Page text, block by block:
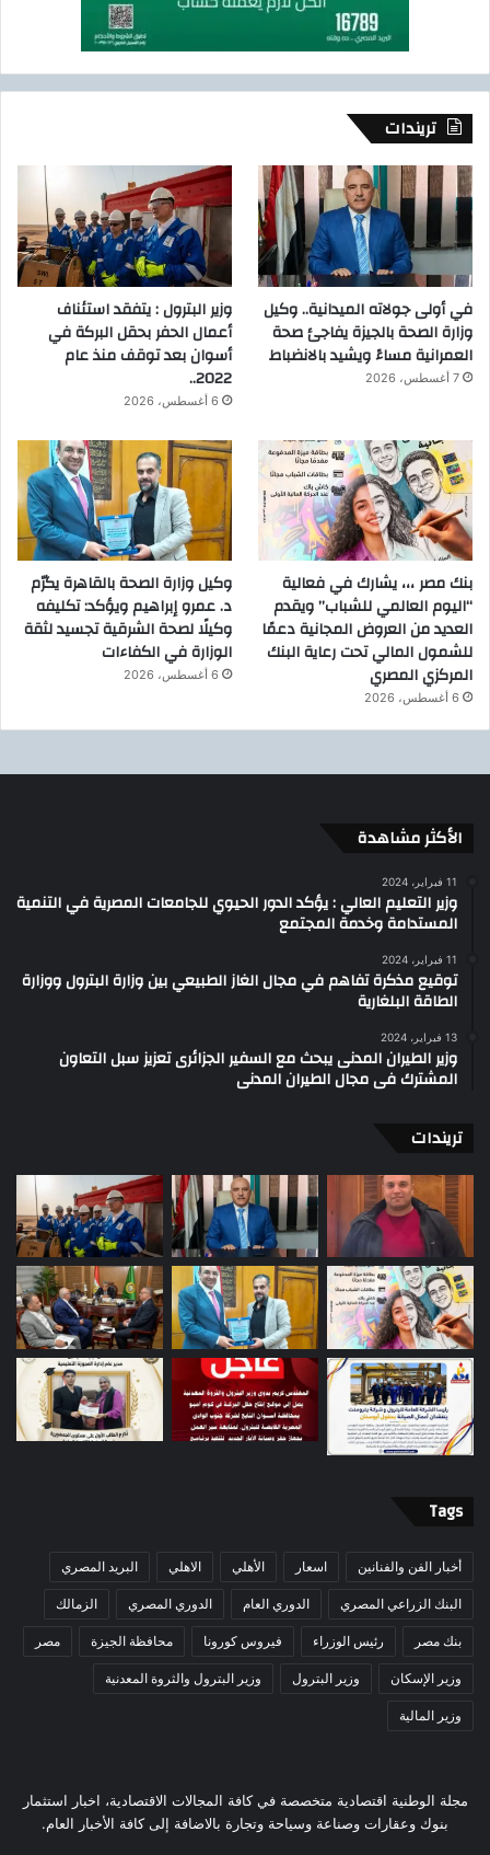
تريندات
في أولى جولاته الميدانية.. وكيل
وزارة الصحة بالجيزة يفاجئ صحة
العمرانية مساءً ويشيد بالانضباط
7 أغسطس، 2026
وزير البترول : يتفقد استئناف
أعمال الحفر بحقل البركة في
أسوان بعد توقف منذ عام
2022..
6 أغسطس، 2026
بنك مصر ،،، يشارك في فعالية
“اليوم العالمي للشباب” ويقدم
العديد من العروض المجانية دعمًا
للشمول المالي تحت رعاية البنك
المركزي المصري
6 أغسطس، 2026
وكيل وزارة الصحة بالقاهرة يكرّم
د. عمرو إبراهيم ويؤكد: تكليفه
وكيلًا لصحة الشرقية تجسيد لثقة
الوزارة في الكفاءات
6 أغسطس، 2026
الأكثر مشاهدة
11 فبراير، 2024
وزير التعليم العالي : يؤكد الدور الحيوي للجامعات المصرية في التنمية
المستدامة وخدمة المجتمع
11 فبراير، 2024
توقيع مذكرة تفاهم في مجال الغاز الطبيعي بين وزارة البترول ووزارة
الطاقة البلغارية
13 فبراير، 2024
وزير الطيران المدنى يبحث مع السفير الجزائرى تعزيز سبل التعاون
المشترك فى مجال الطيران المدنى
تريندات
Tags
أخبار الفن والفنانين اسعار الأهلي الاهلي البريد المصري
البنك الزراعي المصري الدوري العام الدوري المصري الزمالك
بنك مصر رئيس الوزراء فيروس كورونا محافظة الجيزة مصر
وزير الإسكان وزير البترول وزير البترول والثروة المعدنية
وزير المالية
مجلة الوطنية اقتصادية متخصصة في كافة المجالات الاقتصادية، اخبار استثمار
بنوك وعقارات وصناعة وسياحة وتجارة بالاضافة إلى كافة الأخبار العام.